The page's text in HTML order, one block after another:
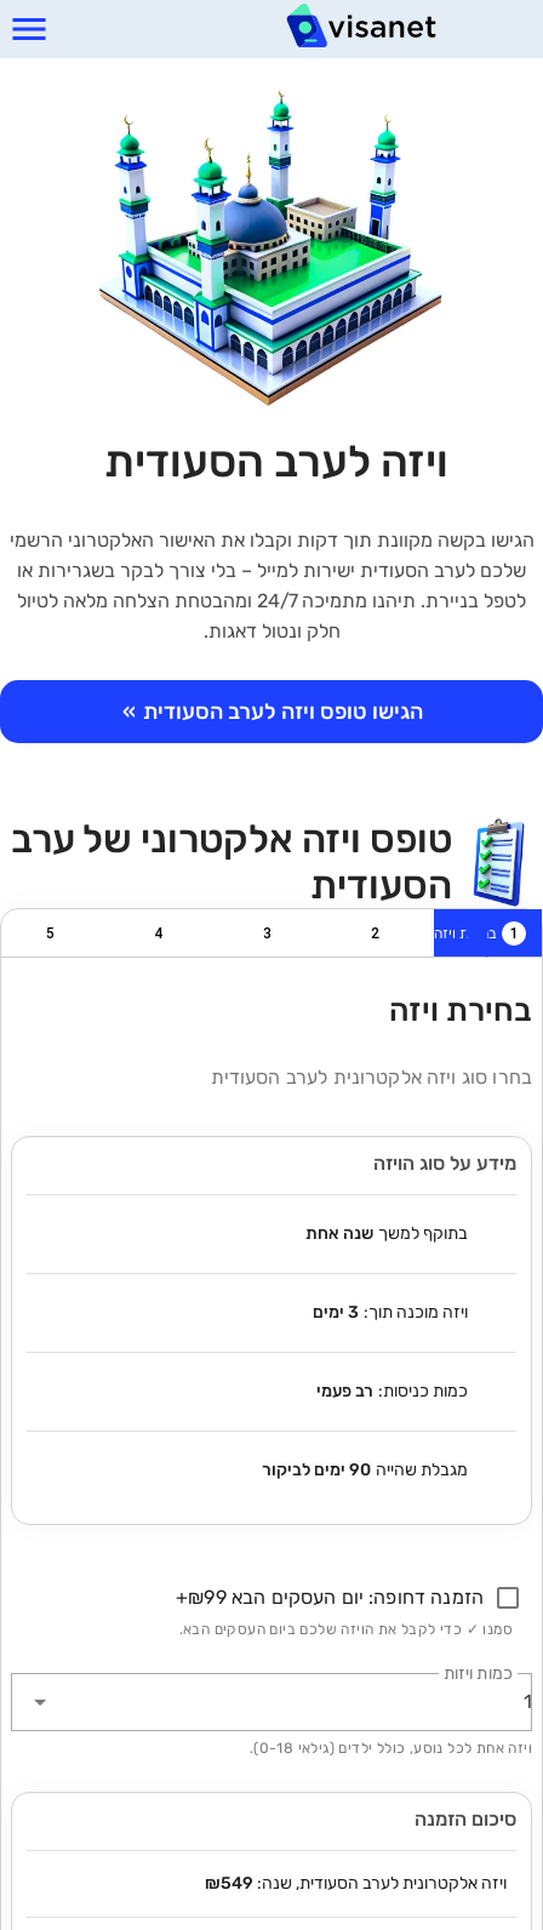
ויזה לערב הסעודית
הגישו בקשה מקוונת תוך דקות וקבלו את האישור האלקטרוני הרשמי
שלכם לערב הסעודית ישירות למייל – בלי צורך לבקר בשגרירות או
לטפל בניירת. תיהנו מתמיכה 24/7 ומהבטחת הצלחה מלאה לטיול
חלק ונטול דאגות.
הגישו טופס ויזה לערב הסעודית »
טופס ויזה אלקטרוני של ערב
הסעודית
1 בחירת ויזה 2
3
4
5
בחירת ויזה
בחרו סוג ויזה אלקטרונית לערב הסעודית
מידע על סוג הויזה
בתוקף למשך שנה אחת
ויזה מוכנה תוך: 3 ימים
כמות כניסות: רב פעמי
מגבלת שהייה 90 ימים לביקור
הזמנה דחופה: יום העסקים הבא +₪99
סמנו ✓ כדי לקבל את הויזה שלכם ביום העסקים הבא.
1
כמות ויזות
ויזה אחת לכל נוסע, כולל ילדים (גילאי 0-18).
סיכום הזמנה
ויזה אלקטרונית לערב הסעודית, שנה: ₪549